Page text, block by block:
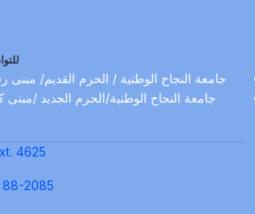
جامعة النجاح الوطنية / الحرم القديم/ مبنى رقم 5 ، الطابق
جامعة النجاح الوطنية/الحرم الجديد /مبنى
4625
88-2085